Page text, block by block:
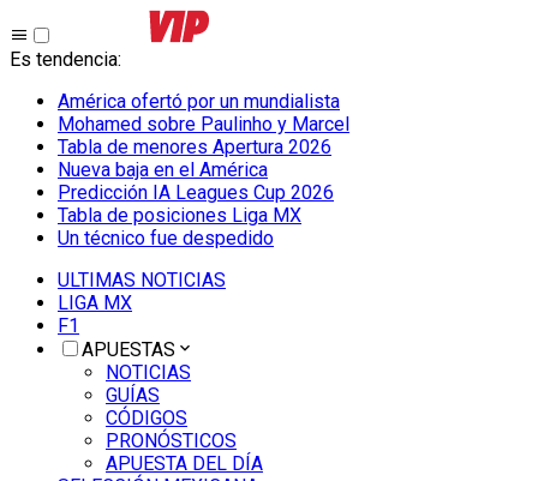
Es tendencia:
América ofertó por un mundialista
Mohamed sobre Paulinho y Marcel
Tabla de menores Apertura 2026
Nueva baja en el América
Predicción IA Leagues Cup 2026
Tabla de posiciones Liga MX
Un técnico fue despedido
ULTIMAS NOTICIAS
LIGA MX
F1
APUESTAS
NOTICIAS
GUÍAS
CÓDIGOS
PRONÓSTICOS
APUESTA DEL DÍA